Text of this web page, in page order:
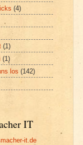
(4)
(1)
(1)
los (142)
IT
it.de